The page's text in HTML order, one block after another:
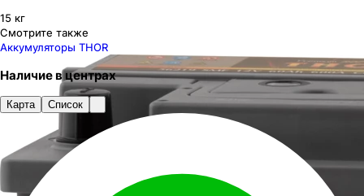
15 кг
Смотрите также
Аккумуляторы THOR
Наличиевцентрах
Карта Список